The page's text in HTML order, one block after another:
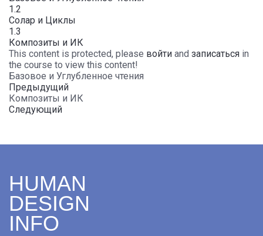
1.2
Солар и Циклы
1.3
Композиты и ИК
This content is protected, please войти and записаться in
the course to view this content!
Базовое и Углубленное чтения
Предыдущий
Композиты и ИК
Следующий
HUMAN
DESIGN
INFO